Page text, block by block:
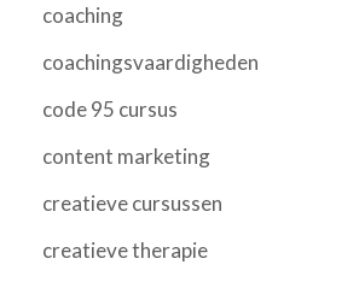
coaching
coachingsvaardigheden
code 95 cursus
content marketing
creatieve cursussen
creatieve therapie